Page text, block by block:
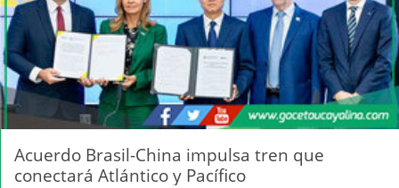
Acuerdo Brasil-China impulsa tren que
conectará Atlántico y Pacífico